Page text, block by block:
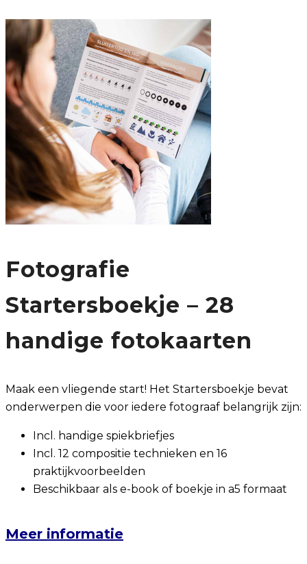
Fotografie
Startersboekje – 28
handige fotokaarten
Maak een vliegende start! Het Startersboekje bevat
onderwerpen die voor iedere fotograaf belangrijk zijn:
Incl. handige spiekbriefjes
Incl. 12 compositie technieken en 16
praktijkvoorbeelden
Beschikbaar als e-book of boekje in a5 formaat
Meer informatie